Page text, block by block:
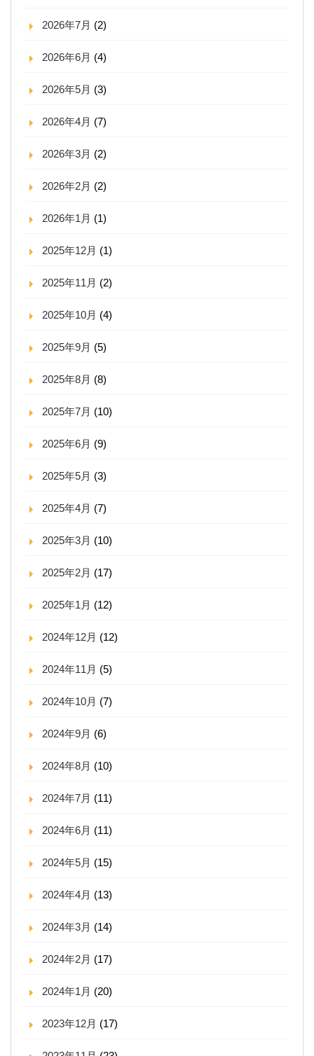
2026年7月 (2)
2026年6月 (4)
2026年5月 (3)
2026年4月 (7)
2026年3月 (2)
2026年2月 (2)
2026年1月 (1)
2025年12月 (1)
2025年11月 (2)
2025年10月 (4)
2025年9月 (5)
2025年8月 (8)
2025年7月 (10)
2025年6月 (9)
2025年5月 (3)
2025年4月 (7)
2025年3月 (10)
2025年2月 (17)
2025年1月 (12)
2024年12月 (12)
2024年11月 (5)
2024年10月 (7)
2024年9月 (6)
2024年8月 (10)
2024年7月 (11)
2024年6月 (11)
2024年5月 (15)
2024年4月 (13)
2024年3月 (14)
2024年2月 (17)
2024年1月 (20)
2023年12月 (17)